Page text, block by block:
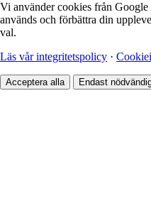
Vi använder cookies från
används och förbättra din
val.
Läs vår integritetspolicy ·
Acceptera alla Endast